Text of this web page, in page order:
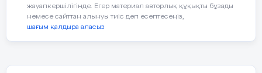
Сабақтың типі:
жауапкершілігінде. Егер материал авторлық құқықты бұзады
немесе сайттан алынуы тиіс деп есептесеңіз,
шағым қалдыра аласыз